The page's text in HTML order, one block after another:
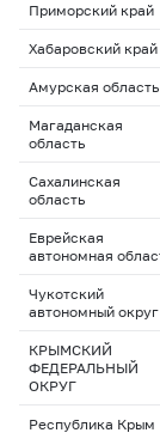
Приморский край
Хабаровский край
Амурская область
Магаданская
область
Сахалинская
область
Еврейская
автономная
Чукотский
автономный округ
КРЫМСКИЙ
ФЕДЕРАЛЬНЫЙ
ОКРУГ
Республика Крым